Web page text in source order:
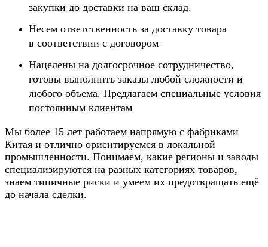
закупки до доставки на ваш склад.
Несем ответственность за доставку товара
в соответствии с договором
Нацелены на долгосрочное сотрудничество,
готовы выполнить заказы любой сложности и
любого объема. Предлагаем специальные условия
постоянным клиентам
Мы более 15 лет работаем напрямую с фабриками
Китая и отлично ориентируемся в локальной
промышленности. Понимаем, какие регионы и заводы
специализируются на разных категориях товаров,
знаем типичные риски и умеем их предотвращать ещё
до начала сделки.